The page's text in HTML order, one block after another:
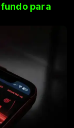
para